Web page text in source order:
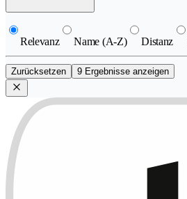
Relevanz Name (A-Z) Distanz
Zurücksetzen 9 Ergebnisse anzeigen